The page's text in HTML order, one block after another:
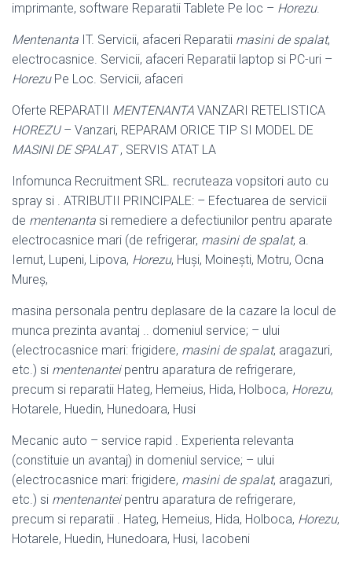
imprimante, software Reparatii Tablete Pe loc – Horezu.
Mentenanta IT. Servicii, afaceri Reparatii masini de spalat,
electrocasnice. Servicii, afaceri Reparatii laptop si PC-uri –
HorezuPe Loc. Servicii, afaceri
Oferte REPARATII MENTENANTA VANZARI RETELISTICA
HOREZU– Vanzari, REPARAM ORICE TIP SI MODEL DE
MASINI DE SPALAT, SERVIS ATAT LA
Infomunca Recruitment SRL. recruteaza vopsitori auto cu
spray si . ATRIBUTII PRINCIPALE: – Efectuarea de servicii
de mentenanta si remediere a defectiunilor pentru aparate
electrocasnice mari (de refrigerar, masini de spalat, a.
Iernut, Lupeni, Lipova, Horezu, Huși, Moinești, Motru, Ocna
Mureș,
masina personala pentru deplasare de la cazare la locul de
munca prezinta avantaj .. domeniul service; – ului
(electrocasnice mari: frigidere, masini de spalat, aragazuri,
etc.) si mentenanteipentru aparatura de refrigerare,
precum si reparatii Hateg, Hemeius, Hida, Holboca, Horezu,
Hotarele, Huedin, Hunedoara, Husi
Mecanic auto – service rapid . Experienta relevanta
(constituie un avantaj) in domeniul service; – ului
(electrocasnice mari: frigidere, masini de spalat, aragazuri,
etc.) si mentenanteipentru aparatura de refrigerare,
precum si reparatii . Hateg, Hemeius, Hida, Holboca, Horezu,
Hotarele, Huedin, Hunedoara, Husi, Iacobeni